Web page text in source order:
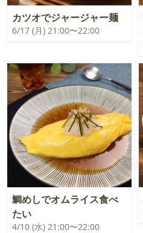
カツオでジャージャー麺
6/17 (月) 21:00〜22:00
鯛めしでオムライス食べ
たい
4/10 (水) 21:00〜22:00